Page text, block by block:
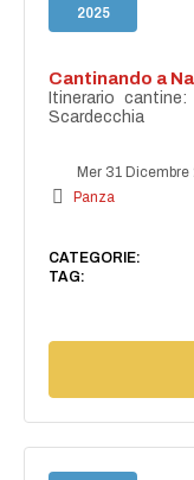
2025
Cantinando a
Itinerario
Scardecchia
Mer 31
Panza
CATEGORIE:
TAG: